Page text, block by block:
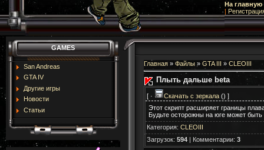
На главную
|
GAMES
San Andreas
GTA IV
Другие игры
Новости
Статьи
Главная » Файлы » GTA III » CLEOIII
Плыть дальше beta
[ · Скачать с зеркала () ]
Этот скрипт расширяет границы
Будьте осторожны на юге может быть
Категория: CLEOIII
Загрузок: 594 | Комментарии: 3